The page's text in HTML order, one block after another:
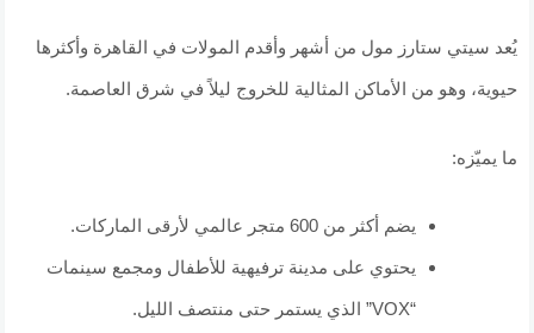
يُعد سيتي ستارز مول من أشهر وأقدم المولات في القاهرة وأكثرها
حيوية، وهو من الأماكن المثالية للخروج ليلاً في شرق العاصمة.
ما يميّزه:
يضم أكثر من 600 متجر عالمي لأرقى الماركات.
يحتوي على مدينة ترفيهية للأطفال ومجمع سينمات
“VOX” الذي يستمر حتى منتصف الليل.